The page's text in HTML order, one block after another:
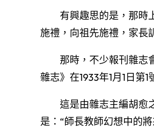
有興趣思的是，那時
施禮，向祖先施禮，家長
那時，不少報刊雜志
雜志》在1933年1月1日第
這是由雜志主編胡愈
是：“師長教師幻想中的